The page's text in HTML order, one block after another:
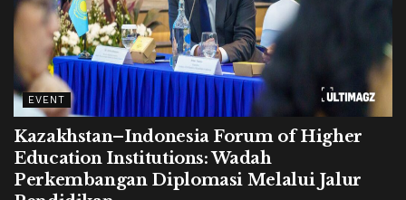
EVENT
Kazakhstan–Indonesia Forum of Higher
Education Institutions: Wadah
Perkembangan Diplomasi Melalui Jalur